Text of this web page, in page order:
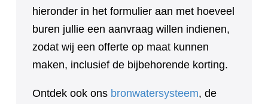
hieronder in het formulier aan met hoeveel
buren jullie een aanvraag willen indienen,
zodat wij een offerte op maat kunnen
maken, inclusief de bijbehorende korting.
Ontdek ook ons bronwatersysteem, de